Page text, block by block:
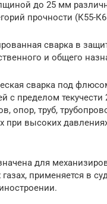
до 25 мм
прочности (К55-
сварка в
и общего
сварка под
с пределом
опор, труб,
при высоких
для
применяется в